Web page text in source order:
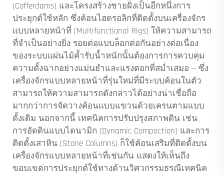
(Cofferdams) และโครงสร้างชายฝั่งเป็นอีกหนึ่งการ
ประยุกต์ใช้หลัก ซึ่งค้อนไฮดรอลิกที่ติดตั้งบนเครื่องจักร
แบบหลายหน้าที่ (Multifunctional Rigs) ให้ความสามารถ
ที่จำเป็นอย่างยิ่ง รอยต่อแบบล็อกต่อกันอย่างต่อเนื่อง
ของระบบแผ่นไม้ค้ำรับน้ำหนักนั้นต้องการการควบคุม
ความตั้งฉากอย่างแม่นยำและแรงตอกที่สม่ำเสมอ — ซึ่ง
เครื่องจักรแบบหลายหน้าที่รุ่นใหม่ที่มีระบบค้อนในตัว
สามารถให้ความสามารถดังกล่าวได้อย่างน่าเชื่อถือ
มากกว่าการจัดวางค้อนแบบแขวนด้วยเครนตามแบบ
ดั้งเดิม นอกจากนี้ เทคนิคการปรับปรุงสภาพดิน เช่น
การอัดดินแบบไดนามิก (Dynamic Compaction) และการ
ติดตั้งเสาหิน (Stone Columns) ก็ใช้ค้อนเสริมที่ติดตั้งบน
เครื่องจักรแบบหลายหน้าที่เช่นกัน แสดงให้เห็นถึง
ขอบเขตการประยุกต์ใช้ทางด้านวิศวกรรมธรณีเทคนิค